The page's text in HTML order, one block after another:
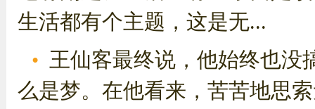
生活都有个主题，这是无...
王仙客最终说，他始终也没
么是梦。在他看来，苦苦地思